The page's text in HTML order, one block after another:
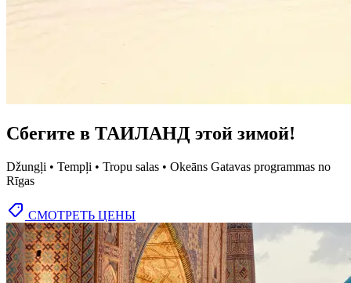
Сбегите в ТАИЛАНД этой зимой!
Džungļi • Tempļi • Tropu salas • Okeāns Gatavas programmas no
Rīgas
СМОТРЕТЬ ЦЕНЫ